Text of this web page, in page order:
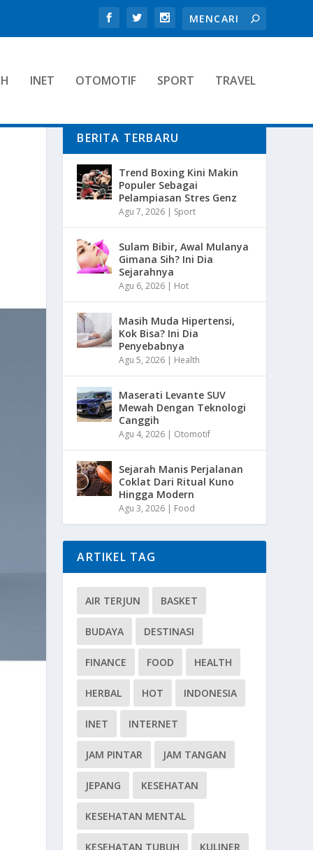
INET OTOMOTIF SPORT TRAVEL
BERITA TERBARU
Trend Boxing Kini Makin
Populer Sebagai
Pelampiasan Stres Genz
Agu 7, 2026 | Sport
Sulam Bibir, Awal Mulanya
Gimana Sih? Ini Dia
Sejarahnya
Agu 6, 2026 | Hot
Masih Muda Hipertensi,
Kok Bisa? Ini Dia
Penyebabnya
Agu 5, 2026 | Health
Maserati Levante SUV
Mewah Dengan Teknologi
Canggih
Agu 4, 2026 | Otomotif
Sejarah Manis Perjalanan
Coklat Dari Ritual Kuno
Hingga Modern
Agu 3, 2026 | Food
ARTIKEL TAG
AIR TERJUN BASKET
BUDAYA DESTINASI
FINANCE FOOD HEALTH
HERBAL HOT INDONESIA
INET INTERNET
JAM PINTAR JAM TANGAN
JEPANG KESEHATAN
KESEHATAN MENTAL
KESEHATAN TUBUH KULINER